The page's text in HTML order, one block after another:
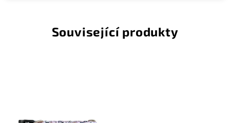
Související produkty